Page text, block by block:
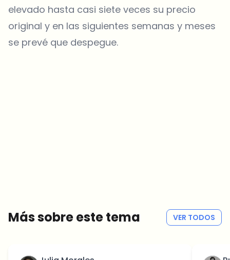
elevado hasta casi siete veces su precio
original y en las siguientes semanas y meses
se prevé que despegue.
Más sobre este tema VER TODOS